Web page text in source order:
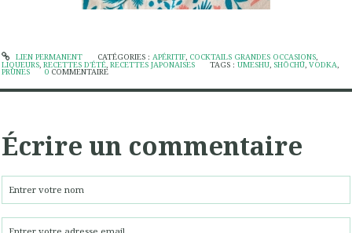
LIEN PERMANENT CATÉGORIES : APÉRITIF, COCKTAILS GRANDES OCCASIONS,
LIQUEURS, RECETTES D'ÉTÉ, RECETTES JAPONAISES TAGS :UMESHU, SHŌCHŪ,VODKA,
PRUNES 0 COMMENTAIRE
Écrire un commentaire